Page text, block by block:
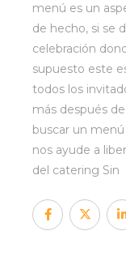
menú es un
de hecho, si se
celebración
supuesto este
todos los
más después
buscar un
nos ayude a
del catering Sin